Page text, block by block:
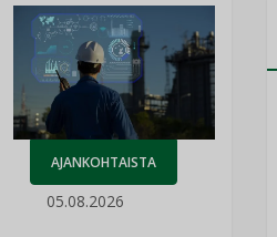
AJANKOHTAISTA
05.08.2026